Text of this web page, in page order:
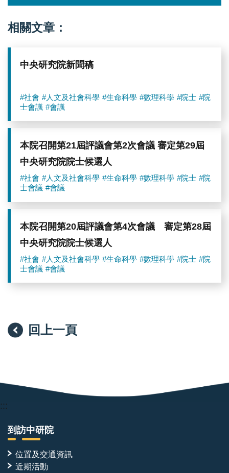
相關文章：
中央研究院新聞稿
#社會 #人文及社會科學 #生命科學 #數理科學 #院士 #院
士會議 #會議
本院召開第21屆評議會第2次會議 審定第29屆
中央研究院院士候選人
#社會 #人文及社會科學 #生命科學 #數理科學 #院士 #院
士會議 #會議
本院召開第20屆評議會第4次會議 審定第28屆
中央研究院院士候選人
#社會 #人文及社會科學 #生命科學 #數理科學 #院士 #院
士會議 #會議
回上一頁
:::
到訪中研院
位置及交通資訊
近期活動